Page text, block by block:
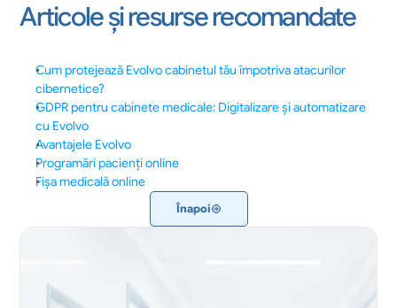
Articole și resurse recomandate
Cum protejează Evolvo cabinetul tău împotriva atacurilor
cibernetice?
GDPR pentru cabinete medicale: Digitalizare și automatizare
cu Evolvo
Avantajele Evolvo
Programări pacienți online
Fișa medicală online
Înapoi